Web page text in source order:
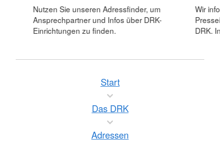
Nutzen Sie unseren Adressfinder, um
Ansprechpartner und Infos über DRK-
Einrichtungen zu finden.
Wir
DRK.
Start
Das DRK
Adressen